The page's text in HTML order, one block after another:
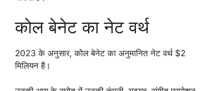
कोल बेनेट का नेट वर्थ
2023 के अनुसार, कोल बेनेट का अनुमानित नेट वर्थ $2
मिलियन है।